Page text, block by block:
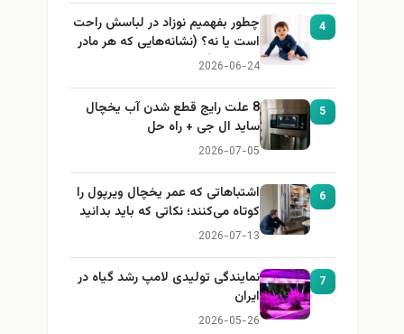
4
چطور بفهمیم نوزاد در لباسش راحت
است یا نه؟ (نشانه‌هایی که هر مادر
باید بداند)
2026-06-24
5
8 علت رایج قطع شدن آب یخچال
ساید ال جی + راه حل
2026-07-05
6
اشتباهاتی که عمر یخچال ویرپول را
کوتاه می‌کنند؛ نکاتی که باید بدانید
2026-07-13
7
نمایندگی تولیدی لامپ رشد گیاه در
ایران
2026-05-26